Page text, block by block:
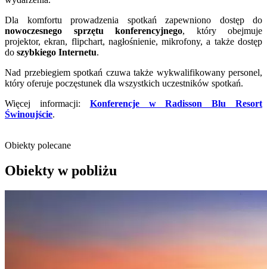
Dla komfortu prowadzenia spotkań zapewniono dostęp do
nowoczesnego sprzętu konferencyjnego, który obejmuje
projektor, ekran, flipchart, nagłośnienie, mikrofony, a także dostęp
do szybkiego Internetu.
Nad przebiegiem spotkań czuwa także wykwalifikowany personel,
który oferuje poczęstunek dla wszystkich uczestników spotkań.
Więcej informacji: Konferencje w Radisson Blu Resort
Świnoujście.
Obiekty polecane
Obiekty w pobliżu